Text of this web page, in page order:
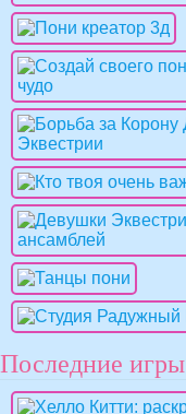
Последние игры